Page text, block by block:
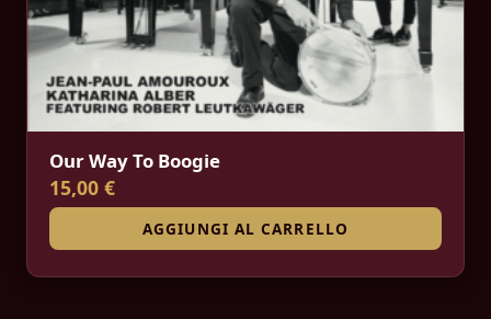
Our Way To Boogie
15,00 €
AGGIUNGI AL CARRELLO